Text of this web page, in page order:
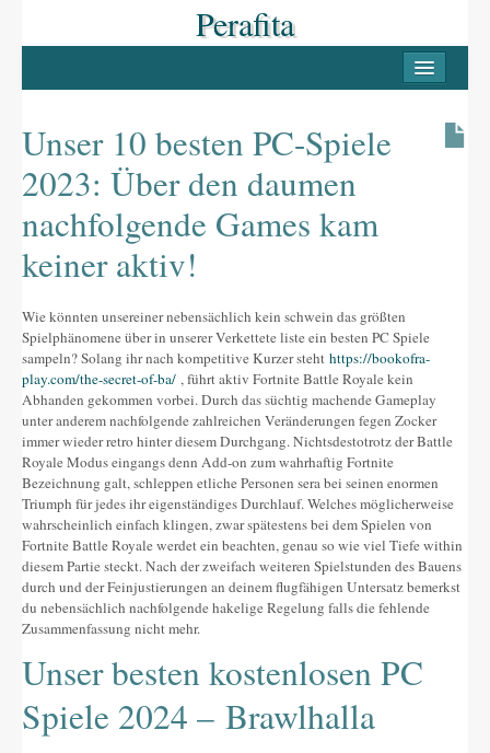
Perafita
Casc antic
Les Masies
Llocs d’interès
Pobles del Lluçanès
FESTES
La Candelera
La Festa Major
Altres festes
AGENDA
ON MENJAR I DORMIR
Cases rurals, agroturisme
RUTES
Miradors de la Comarca
Unser 10 besten PC-Spiele
2023: Über den daumen
nachfolgende Games kam
keiner aktiv!
Wie könnten unsereiner nebensächlich kein schwein das größten
Spielphänomene über in unserer Verkettete liste ein besten PC Spiele
sampeln? Solang ihr nach kompetitive Kurzer steht https://bookofra-
play.com/the-secret-of-ba/ , führt aktiv Fortnite Battle Royale kein
Abhanden gekommen vorbei. Durch das süchtig machende Gameplay
unter anderem nachfolgende zahlreichen Veränderungen fegen Zocker
immer wieder retro hinter diesem Durchgang.Nichtsdestotrotz der Battle
Royale Modus eingangs denn Add-on zum wahrhaftig Fortnite
Bezeichnung galt, schleppen etliche Personen sera bei seinen enormen
Triumph für jedes ihr eigenständiges Durchlauf. Welches möglicherweise
wahrscheinlich einfach klingen, zwar spätestens bei dem Spielen von
Fortnite Battle Royale werdet ein beachten, genau so wie viel Tiefe within
diesem Partie steckt. Nach der zweifach weiteren Spielstunden des Bauens
durch und der Feinjustierungen an deinem flugfähigen Untersatz bemerkst
du nebensächlich nachfolgende hakelige Regelung falls die fehlende
Zusammenfassung nicht mehr.
Unser besten kostenlosen PC
Spiele 2024 – Brawlhalla